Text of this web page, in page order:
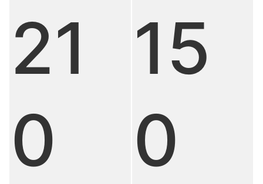
21
0
15
0